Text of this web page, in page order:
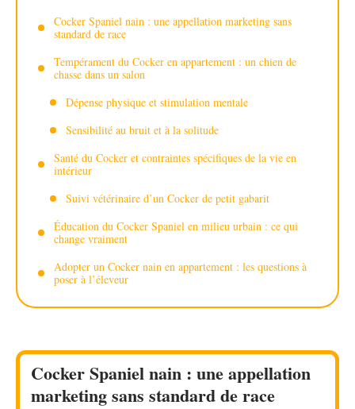
Cocker Spaniel nain : une appellation marketing sans
standard de race
Tempérament du Cocker en appartement : un chien de
chasse dans un salon
Dépense physique et stimulation mentale
Sensibilité au bruit et à la solitude
Santé du Cocker et contraintes spécifiques de la vie en
intérieur
Suivi vétérinaire d’un Cocker de petit gabarit
Éducation du Cocker Spaniel en milieu urbain : ce qui
change vraiment
Adopter un Cocker nain en appartement : les questions à
poser à l’éleveur
Cocker Spaniel nain : une appellation
marketing sans standard de race